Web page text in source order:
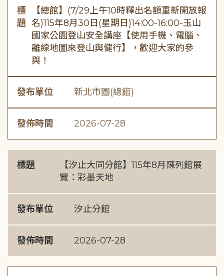
標
題
【總館】(7/29上午10時釋出名額重新開放報
名)115年8月30日(星期日)14:00-16:00-玉山
國家公園登山安全講座【使用手機、電腦、
離線地圖來登山與健行】，歡迎大家的參
與！
發布單位 新北市圖(總館)
發佈時間 2026-07-28
標題
【汐止大同分館】115年8月陳列館展
覽：彩墨天地
發布單位 汐止分館
發佈時間 2026-07-28